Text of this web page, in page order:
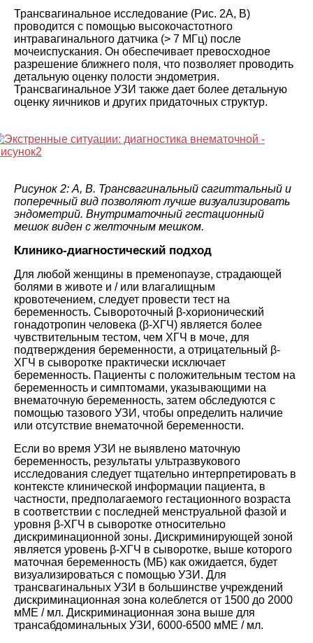
Трансвагинальное исследование (Рис. 2А, В)
проводится с помощью высокочастотного
интравагинального датчика (> 7 МГц) после
мочеиспускания. Он обеспечивает превосходное
разрешение ближнего поля, что позволяет проводить
детальную оценку полости эндометрия.
Трансвагинальное УЗИ также дает более детальную
оценку яичников и других придаточных структур.
Рисунок 2: A, B. Трансвагинальный сагиттальный и
поперечный вид позволяют лучше визуализировать
эндометрий. Внутриматочный гестационный
мешок виден с желточным мешком.
Клинико-диагностический подход
Для любой женщины в пременопаузе, страдающей
болями в животе и / или влагалищным
кровотечением, следует провести тест на
беременность. Сывороточный β-хорионический
гонадотропин человека (β-ХГЧ) является более
чувствительным тестом, чем ХГЧ в моче, для
подтверждения беременности, а отрицательный β-
ХГЧ в сыворотке практически исключает
беременность. Пациенты с положительным тестом на
беременность и симптомами, указывающими на
внематочную беременность, затем обследуются с
помощью тазового УЗИ, чтобы определить наличие
или отсутствие внематочной беременности.
Если во время УЗИ не выявлено маточную
беременность, результаты ультразвукового
исследования следует тщательно интерпретировать в
контексте клинической информации пациента, в
частности, предполагаемого гестационного возраста
в соответствии с последней менструальной фазой и
уровня β-ХГЧ в сыворотке относительно
дискриминационной зоны. Дискриминирующей зоной
является уровень β-ХГЧ в сыворотке, выше которого
маточная беременность (МБ) как ожидается, будет
визуализироваться с помощью УЗИ. Для
трансвагинальных УЗИ в большинстве учреждений
дискриминационная зона колеблется от 1500 до 2000
мМЕ / мл. Дискриминационная зона выше для
трансабдоминальных УЗИ, 6000-6500 мМЕ / мл.